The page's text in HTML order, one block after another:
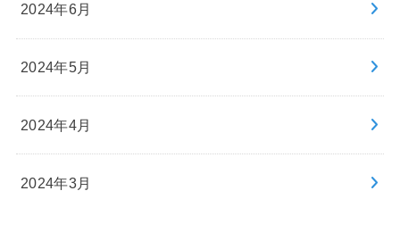
2024年6月
2024年5月
2024年4月
2024年3月